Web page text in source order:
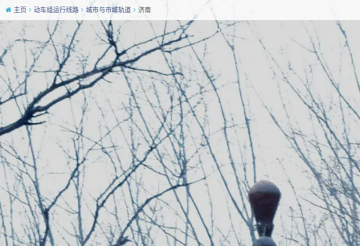
主页 动车组运行线路 城市与市域轨道 济南